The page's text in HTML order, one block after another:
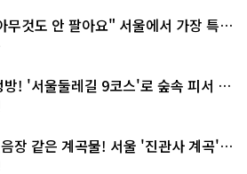
무것도 안 팔아요" 서울에서 가장 특별
방! '서울둘레길 9코스'로 숲속 피서 떠
장 같은 계곡물! 서울 '진관사 계곡'이